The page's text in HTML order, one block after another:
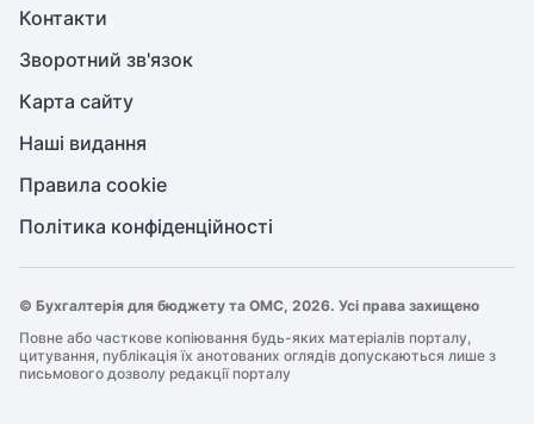
Контакти
Зворотний зв'язок
Карта сайту
Наші видання
Правила cookie
Політика конфіденційності
© Бухгалтерія для бюджету та ОМС, 2026. Усі права захищено
Повне або часткове копіювання будь-яких матеріалів порталу,
цитування, публікація їх анотованих оглядів допускаються лише з
письмового дозволу редакції порталу